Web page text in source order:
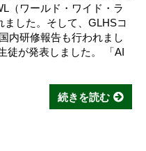
（ワールド・ワイド・ラ
した。そして、GLHSコ
内研修報告も行われまし
が発表しました。 「AI
続きを読む